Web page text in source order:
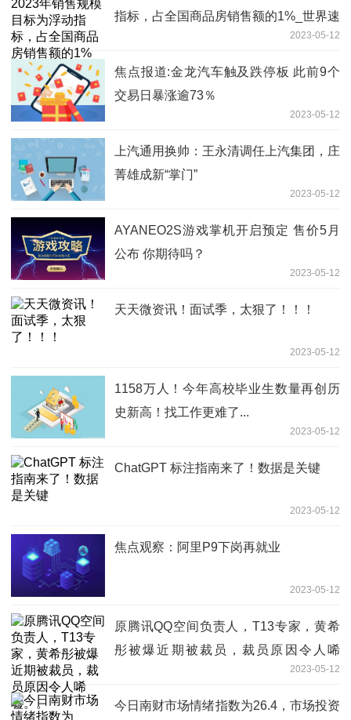
指标，占全国商品房销售额的1%_世界速
2023-05-12
焦点报道:金龙汽车触及跌停板 此前9个
交易日暴涨逾73％
2023-05-12
上汽通用换帅：王永清调任上汽集团，庄
菁雄成新“掌门”
2023-05-12
AYANEO2S游戏掌机开启预定 售价5月
公布 你期待吗？
2023-05-12
天天微资讯！面试季，太狠了！！！
2023-05-12
1158万人！今年高校毕业生数量再创历
史新高！找工作更难了...
2023-05-12
ChatGPT 标注指南来了！数据是关键
2023-05-12
焦点观察：阿里P9下岗再就业
2023-05-12
原腾讯QQ空间负责人，T13专家，黄希
彤被爆近期被裁员，裁员原因令人唏
2023-05-12
今日南财市场情绪指数为26.4，市场投资